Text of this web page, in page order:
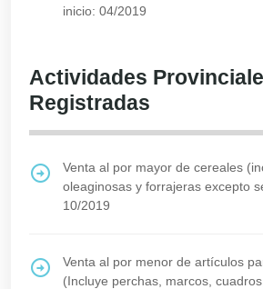
inicio: 04/2019
Actividades
Registradas
Venta al por mayor de cereales
oleaginosas y forrajeras excepto
10/2019
Venta al por menor de artículos
(Incluye perchas, marcos,